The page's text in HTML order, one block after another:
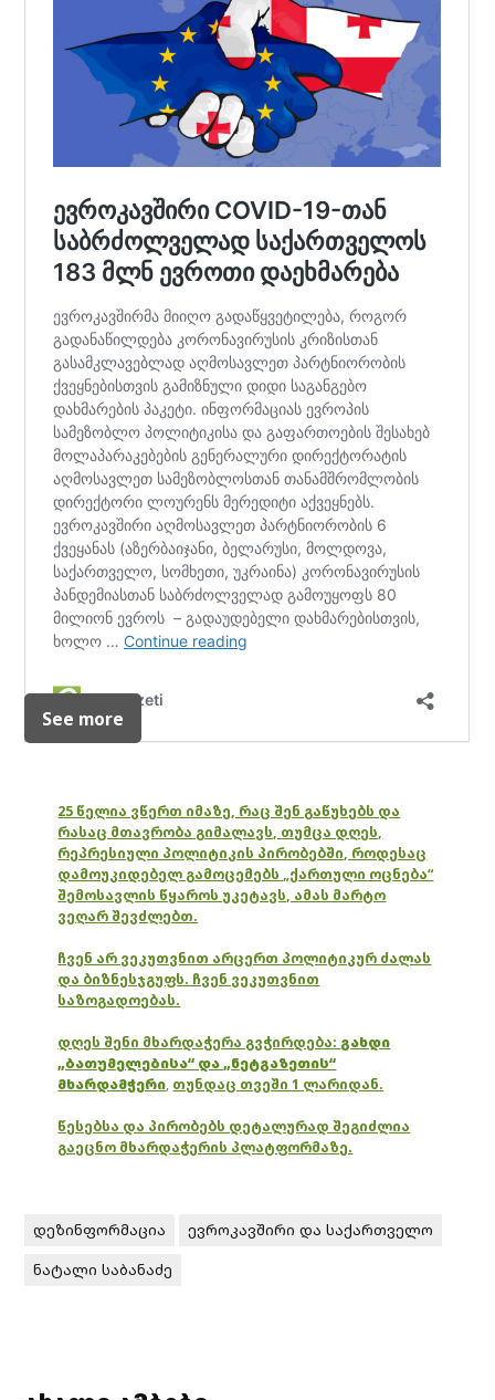
See more
25 წელია ვწერთ იმაზე, რაც შენ გაწუხებს და
რასაც მთავრობა გიმალავს, თუმცა დღეს,
რეპრესიული პოლიტიკის პირობებში, როდესაც
დამოუკიდებელ გამოცემებს „ქართული ოცნება“
შემოსავლის წყაროს უკეტავს, ამას მარტო
ვეღარ შევძლებთ.
ჩვენ არ ვეკუთვნით არცერთ პოლიტიკურ ძალას
და ბიზნესჯგუფს. ჩვენ ვეკუთვნით
საზოგადოებას.
დღეს შენი მხარდაჭერა გვჭირდება: გახდი
„ბათუმელებისა“ და „ნეტგაზეთის“
მხარდამჭერი, თუნდაც თვეში 1 ლარიდან.
წესებსა და პირობებს დეტალურად შეგიძლია
გაეცნო მხარდაჭერის პლატფორმაზე.
დეზინფორმაცია
ევროკავშირი და საქართველო
ნატალი საბანაძე